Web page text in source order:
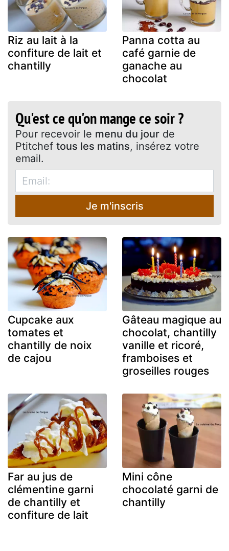
Riz au lait à la
confiture de lait et
chantilly
Panna cotta au
café garnie de
ganache au
chocolat
Qu'est ce qu'on mange ce soir ?
Pour recevoir le menu du jour de
Ptitchef tous les matins, insérez votre
email.
Je m'inscris
Cupcake aux
tomates et
chantilly de noix
de cajou
Gâteau magique au
chocolat, chantilly
vanille et ricoré,
framboises et
groseilles rouges
Far au jus de
clémentine garni
de chantilly et
confiture de lait
Mini cône
chocolaté garni de
chantilly